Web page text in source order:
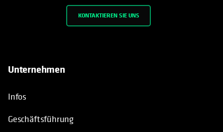
KONTAKTIEREN SIE UNS
Unternehmen
Infos
Geschäftsführung